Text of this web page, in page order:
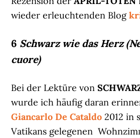
wieder erleuchtenden Blog
6 Schwarz wie das Herz
cuore)
Bei der Lektüre von
wurde ich häufig daran
Giancarlo De Cataldo 2012 in
Vatikans gelegenen